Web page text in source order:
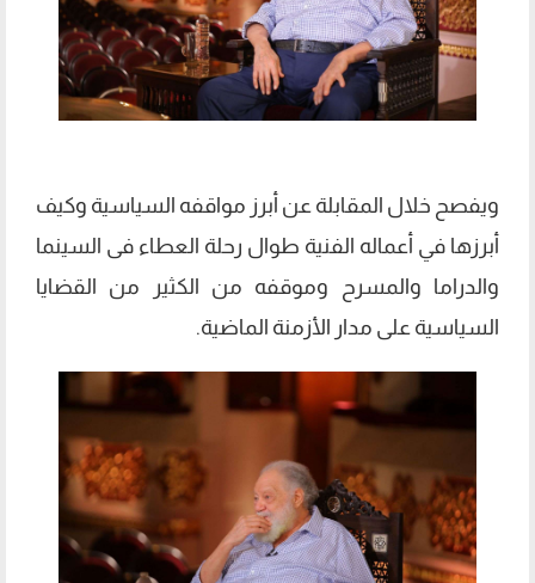
ويفصح خلال المقابلة عن أبرز مواقفه السياسية وكيف
أبرزها في أعماله الفنية طوال رحلة العطاء فى السينما
والدراما والمسرح وموقفه من الكثير من القضايا
السياسية على مدار الأزمنة الماضية.